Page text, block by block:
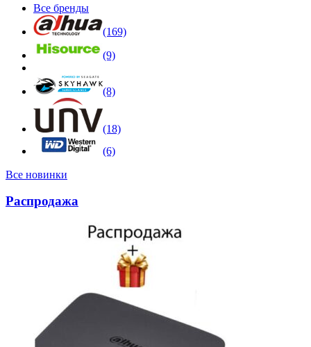
Все бренды
(169)
(9)
(8)
(18)
(6)
Все новинки
Распродажа